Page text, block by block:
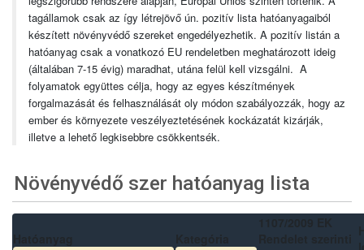
tagállamok csak az így létrejövő ún. pozitív lista hatóanyagaiból
készített növényvédő szereket engedélyezhetik. A pozitív listán a
hatóanyag csak a vonatkozó EU rendeletben meghatározott ideig
(általában 7-15 évig) maradhat, utána felül kell vizsgálni. A
folyamatok együttes célja, hogy az egyes készítmények
forgalmazását és felhasználását oly módon szabályozzák, hogy az
ember és környezete veszélyeztetésének kockázatát kizárják,
illetve a lehető legkisebbre csökkentsék.
Növényvédő szer hatóanyag lista